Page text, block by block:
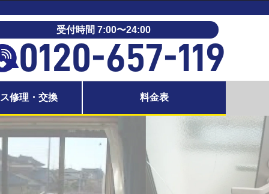
受付時間 7:00〜24:00
0120-657-119
修理・交換 料金表